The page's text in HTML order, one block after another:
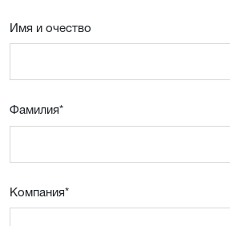
Имя и очествo
Фамилия*
Компания*